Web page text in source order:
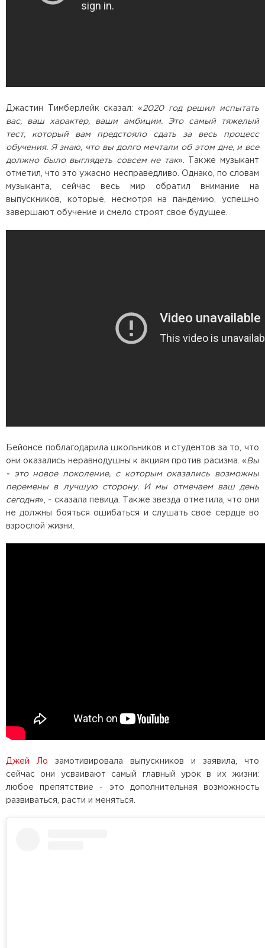
Джастин Тимберлейк сказал: «2020 год решил испытать
вас, ваш характер, ваши амбиции. Это самый тяжелый
тест, который вам предстояло сдать за весь процесс
обучения. Я знаю, что вы долго мечтали об этом дне, и все
должно было выглядеть совсем не так». Также музыкант
отметил, что это ужасно несправедливо. Однако, по словам
музыканта, сейчас весь мир обратил внимание на
выпускников, которые, несмотря на пандемию, успешно
завершают обучение и смело строят свое будущее.
Бейонсе поблагодарила школьников и студентов за то, что
они оказались неравнодушны к акциям против расизма. «Вы
- это новое поколение, с которым оказались возможны
перемены в лучшую сторону. И мы отмечаем ваш день
сегодня», - сказала певица. Также звезда отметила, что они
не должны бояться ошибаться и слушать свое сердце во
взрослой жизни.
Джей Ло замотивировала выпускников и заявила, что
сейчас они усваивают самый главный урок в их жизни:
любое препятствие - это дополнительная возможность
развиваться, расти и меняться.